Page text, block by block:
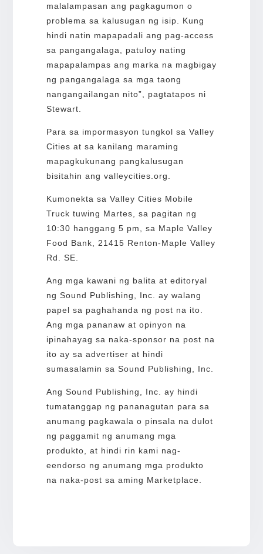
malalampasan ang pagkagumon o
problema sa kalusugan ng isip. Kung
hindi natin mapapadali ang pag-access
sa pangangalaga, patuloy nating
mapapalampas ang marka na magbigay
ng pangangalaga sa mga taong
nangangailangan nito”, pagtatapos ni
Stewart.
Para sa impormasyon tungkol sa Valley
Cities at sa kanilang maraming
mapagkukunang pangkalusugan
bisitahin ang valleycities.org.
Kumonekta sa Valley Cities Mobile
Truck tuwing Martes, sa pagitan ng
10:30 hanggang 5 pm, sa Maple Valley
Food Bank, 21415 Renton-Maple Valley
Rd. SE.
Ang mga kawani ng balita at editoryal
ng Sound Publishing, Inc. ay walang
papel sa paghahanda ng post na ito.
Ang mga pananaw at opinyon na
ipinahayag sa naka-sponsor na post na
ito ay sa advertiser at hindi
sumasalamin sa Sound Publishing, Inc.
Ang Sound Publishing, Inc. ay hindi
tumatanggap ng pananagutan para sa
anumang pagkawala o pinsala na dulot
ng paggamit ng anumang mga
produkto, at hindi rin kami nag-
eendorso ng anumang mga produkto
na naka-post sa aming Marketplace.